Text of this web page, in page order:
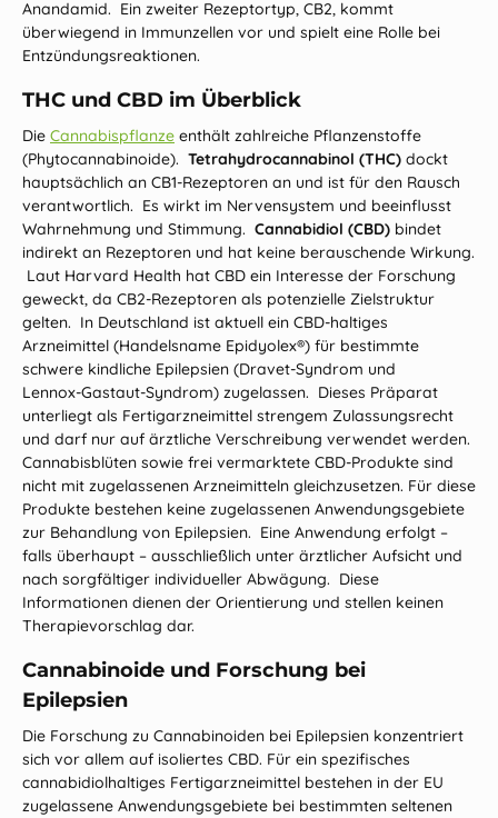
Anandamid. Ein zweiter Rezeptortyp, CB2, kommt
überwiegend in Immunzellen vor und spielt eine Rolle bei
Entzündungsreaktionen.
THC und CBD im Überblick
Die Cannabispflanze enthält zahlreiche Pflanzenstoffe
(Phytocannabinoide). Tetrahydrocannabinol (THC) dockt
hauptsächlich an CB1‑Rezeptoren an und ist für den Rausch
verantwortlich. Es wirkt im Nervensystem und beeinflusst
Wahrnehmung und Stimmung. Cannabidiol (CBD) bindet
indirekt an Rezeptoren und hat keine berauschende Wirkung.
Laut Harvard Health hat CBD ein Interesse der Forschung
geweckt, da CB2‑Rezeptoren als potenzielle Zielstruktur
gelten. In Deutschland ist aktuell ein CBD‑haltiges
Arzneimittel (Handelsname Epidyolex®) für bestimmte
schwere kindliche Epilepsien (Dravet‑Syndrom und
Lennox‑Gastaut‑Syndrom) zugelassen. Dieses Präparat
unterliegt als Fertigarzneimittel strengem Zulassungsrecht
und darf nur auf ärztliche Verschreibung verwendet werden.
Cannabisblüten sowie frei vermarktete CBD-Produkte sind
nicht mit zugelassenen Arzneimitteln gleichzusetzen. Für diese
Produkte bestehen keine zugelassenen Anwendungsgebiete
zur Behandlung von Epilepsien. Eine Anwendung erfolgt –
falls überhaupt – ausschließlich unter ärztlicher Aufsicht und
nach sorgfältiger individueller Abwägung. Diese
Informationen dienen der Orientierung und stellen keinen
Therapievorschlag dar.
Cannabinoide und Forschung bei
Epilepsien
Die Forschung zu Cannabinoiden bei Epilepsien konzentriert
sich vor allem auf isoliertes CBD. Für ein spezifisches
cannabidiolhaltiges Fertigarzneimittel bestehen in der EU
zugelassene Anwendungsgebiete bei bestimmten seltenen